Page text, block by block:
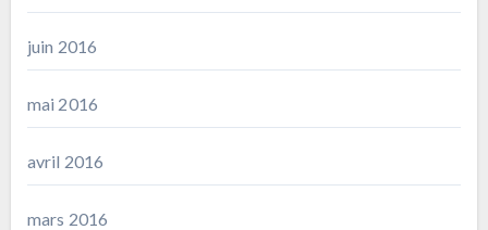
juin 2016
mai 2016
avril 2016
mars 2016